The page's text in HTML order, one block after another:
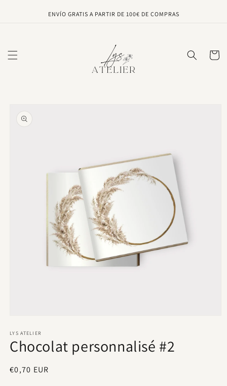
directamenteENVÍO GRATIS A PARTIR DE 100€ DE COMPRAS
Carrito
a la
información
multimedia
1
en
modal
LYS ATELIER
Chocolat personnalisé #2
Precio
€0,70 EUR